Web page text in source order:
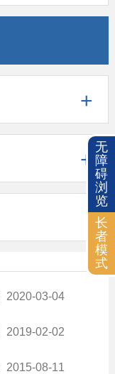
2020-03-04
2019-02-02
2015-08-11
无
障
碍
浏
览
长
者
模
式